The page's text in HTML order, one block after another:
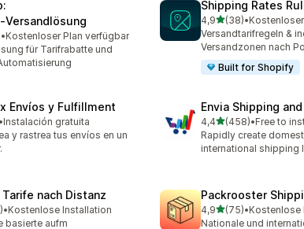
insgesamt
•Kostenloser Plan verfügbar
für Tarifrabatte und
Shipping Rates
4,9von 5 Sternen
(38)
38 Rezensionen
•
Versandtarifregeln &
Versandzonen nach
Built for Shopify
Envíos y Fulfillment
insgesamt
•Instalación gratuita
y rastrea tus envíos en un
Envia Shipping
4,4von 5 Sternen
(458)
458 Rezensionen
•Free to
Rapidly create
international shipping
nach Distanz
insgesamt
•Kostenlose Installation
basierte aufm
Packrooster
4,9von 5 Sternen
(75)
75 Rezensionen
•Kostenlose
Nationale und